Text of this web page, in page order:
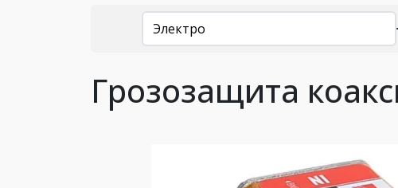
Каталог
Электро
Грозозащита